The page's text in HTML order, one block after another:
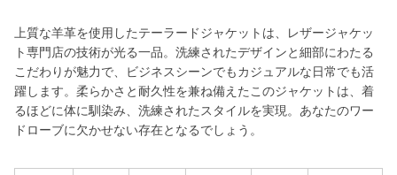
上質な羊革を使用したテーラードジャケットは、レザージャケッ
ト専門店の技術が光る一品。洗練されたデザインと細部にわたる
こだわりが魅力で、ビジネスシーンでもカジュアルな日常でも活
躍します。柔らかさと耐久性を兼ね備えたこのジャケットは、着
るほどに体に馴染み、洗練されたスタイルを実現。あなたのワー
ドローブに欠かせない存在となるでしょう。